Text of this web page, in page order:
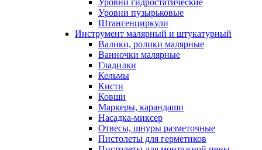
Уровни гидростатические
Уровни пузырьковые
Штангенциркули
Инструмент малярный и штукатурный
Валики, ролики малярные
Ванночки малярные
Гладилки
Кельмы
Кисти
Ковши
Маркеры, карандаши
Насадка-миксер
Отвесы, шнуры разметочные
Пистолеты для герметиков